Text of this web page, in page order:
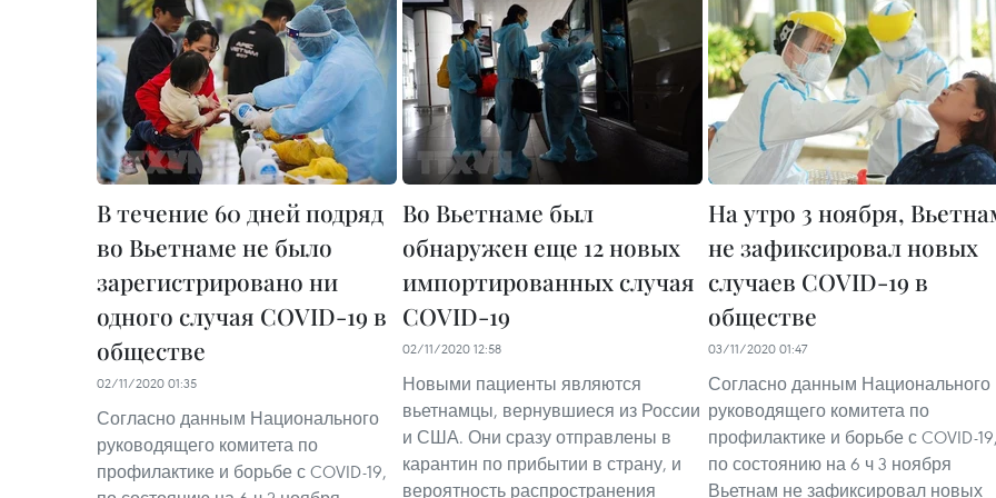
В течение 60 дней подряд
во Вьетнаме не было
зарегистрировано ни
одного случая COVID-19 в
обществе
02/11/2020 01:35
Согласно данным Национального
руководящего комитета по
профилактике и борьбе с COVID-19,
Во Вьетнаме был
обнаружен еще 12 новых
импортированных случая
COVID-19
02/11/2020 12:58
Новыми пациенты являются
вьетнамцы, вернувшиеся из России
и США. Они сразу отправлены в
карантин по прибытии в страну, и
вероятность распространения
На утро 3 ноября,
не зафиксировал новых
случаев COVID-19 в
обществе
03/11/2020 01:47
Согласно данным Национального
руководящего комитета по
профилактике и борьбе с COVID-
по состоянию на 6 ч 3 ноября
Вьетнам не зафиксировал новых